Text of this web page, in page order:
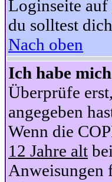
Loginseite auf
du solltest
Nach oben
Ich habe
Überprüfe
angegeben
Wenn die
12 Jahre alt
Anweisungen